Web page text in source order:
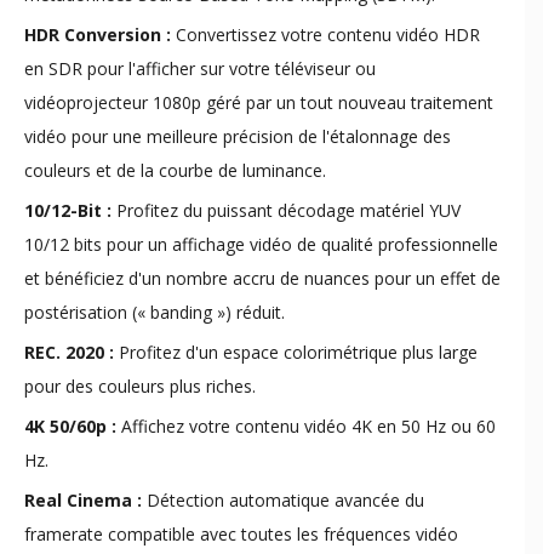
HDR Conversion : Convertissez votre contenu vidéo HDR
en SDR pour l'afficher sur votre téléviseur ou
vidéoprojecteur 1080p géré par un tout nouveau traitement
vidéo pour une meilleure précision de l'étalonnage des
couleurs et de la courbe de luminance.
10/12-Bit : Profitez du puissant décodage matériel YUV
10/12 bits pour un affichage vidéo de qualité professionnelle
et bénéficiez d'un nombre accru de nuances pour un effet de
postérisation (« banding ») réduit.
REC. 2020 : Profitez d'un espace colorimétrique plus large
pour des couleurs plus riches.
4K 50/60p : Affichez votre contenu vidéo 4K en 50 Hz ou 60
Hz.
Real Cinema : Détection automatique avancée du
framerate compatible avec toutes les fréquences vidéo